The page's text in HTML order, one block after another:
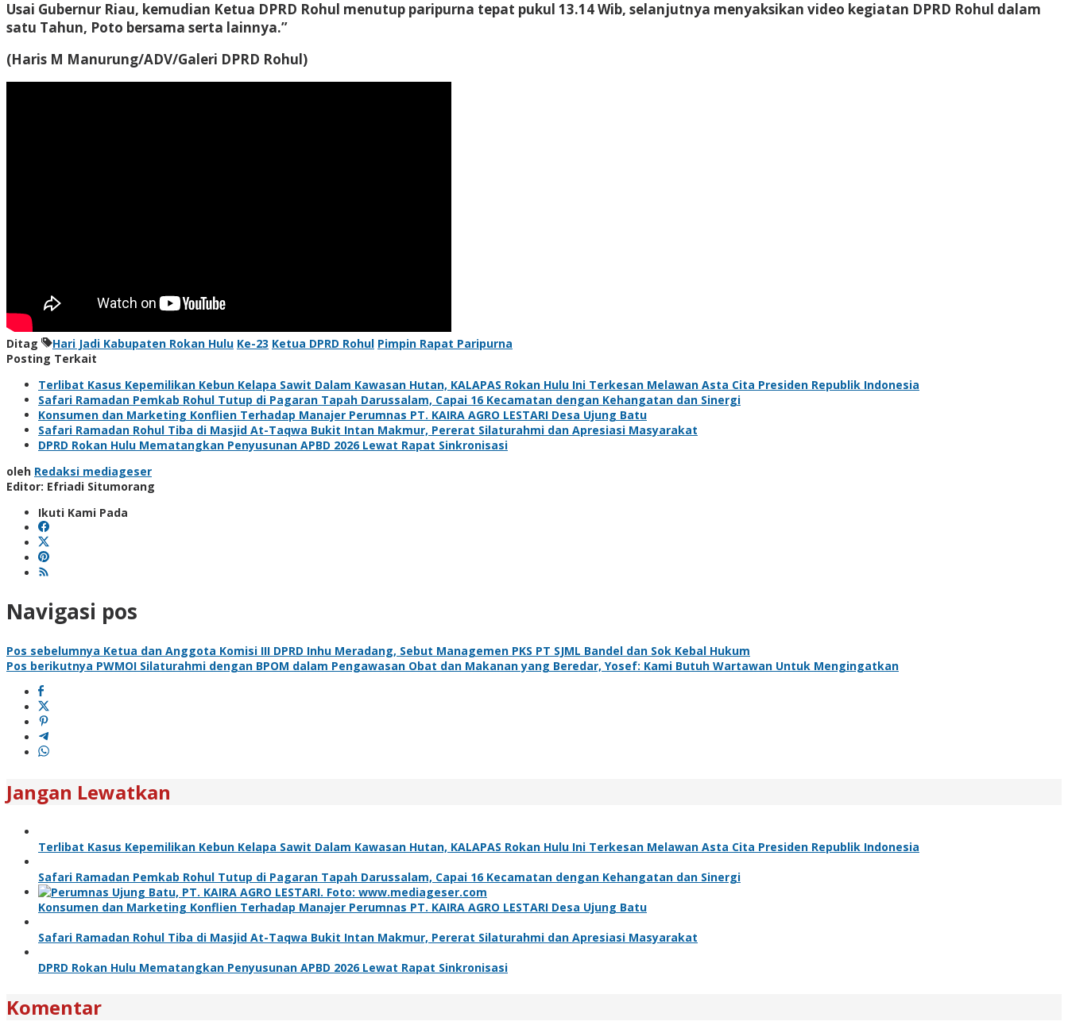
Usai Gubernur Riau, kemudian Ketua DPRD Rohul menutup paripurna tepat pukul 13.14 Wib, selanjutnya menyaksikan video kegiatan DPRD Rohul dalam
satu Tahun, Poto bersama serta lainnya.”
(Haris M Manurung/ADV/Galeri DPRD Rohul)
Ditag Hari Jadi Kabupaten Rokan Hulu Ke-23 Ketua DPRD Rohul Pimpin Rapat Paripurna
Posting Terkait
Terlibat Kasus Kepemilikan Kebun Kelapa Sawit Dalam Kawasan Hutan, KALAPAS Rokan Hulu Ini Terkesan Melawan Asta Cita Presiden Republik Indonesia
Safari Ramadan Pemkab Rohul Tutup di Pagaran Tapah Darussalam, Capai 16 Kecamatan dengan Kehangatan dan Sinergi
Konsumen dan Marketing Konflien Terhadap Manajer Perumnas PT. KAIRA AGRO LESTARI Desa Ujung Batu
Safari Ramadan Rohul Tiba di Masjid At-Taqwa Bukit Intan Makmur, Pererat Silaturahmi dan Apresiasi Masyarakat
DPRD Rokan Hulu Mematangkan Penyusunan APBD 2026 Lewat Rapat Sinkronisasi
oleh Redaksi mediageser
Editor: Efriadi Situmorang
Ikuti Kami Pada
Navigasi pos
Pos sebelumnya Ketua dan Anggota Komisi III DPRD Inhu Meradang, Sebut Managemen PKS PT SJML Bandel dan Sok Kebal Hukum
Pos berikutnya PWMOI Silaturahmi dengan BPOM dalam Pengawasan Obat dan Makanan yang Beredar, Yosef: Kami Butuh Wartawan Untuk Mengingatkan
Jangan Lewatkan
Terlibat Kasus Kepemilikan Kebun Kelapa Sawit Dalam Kawasan Hutan, KALAPAS Rokan Hulu Ini Terkesan Melawan Asta Cita Presiden Republik Indonesia
Safari Ramadan Pemkab Rohul Tutup di Pagaran Tapah Darussalam, Capai 16 Kecamatan dengan Kehangatan dan Sinergi
Konsumen dan Marketing Konflien Terhadap Manajer Perumnas PT. KAIRA AGRO LESTARI Desa Ujung Batu
Safari Ramadan Rohul Tiba di Masjid At-Taqwa Bukit Intan Makmur, Pererat Silaturahmi dan Apresiasi Masyarakat
DPRD Rokan Hulu Mematangkan Penyusunan APBD 2026 Lewat Rapat Sinkronisasi
Komentar